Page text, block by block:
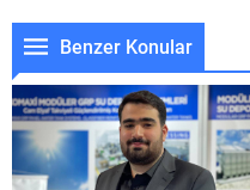
Benzer Konular